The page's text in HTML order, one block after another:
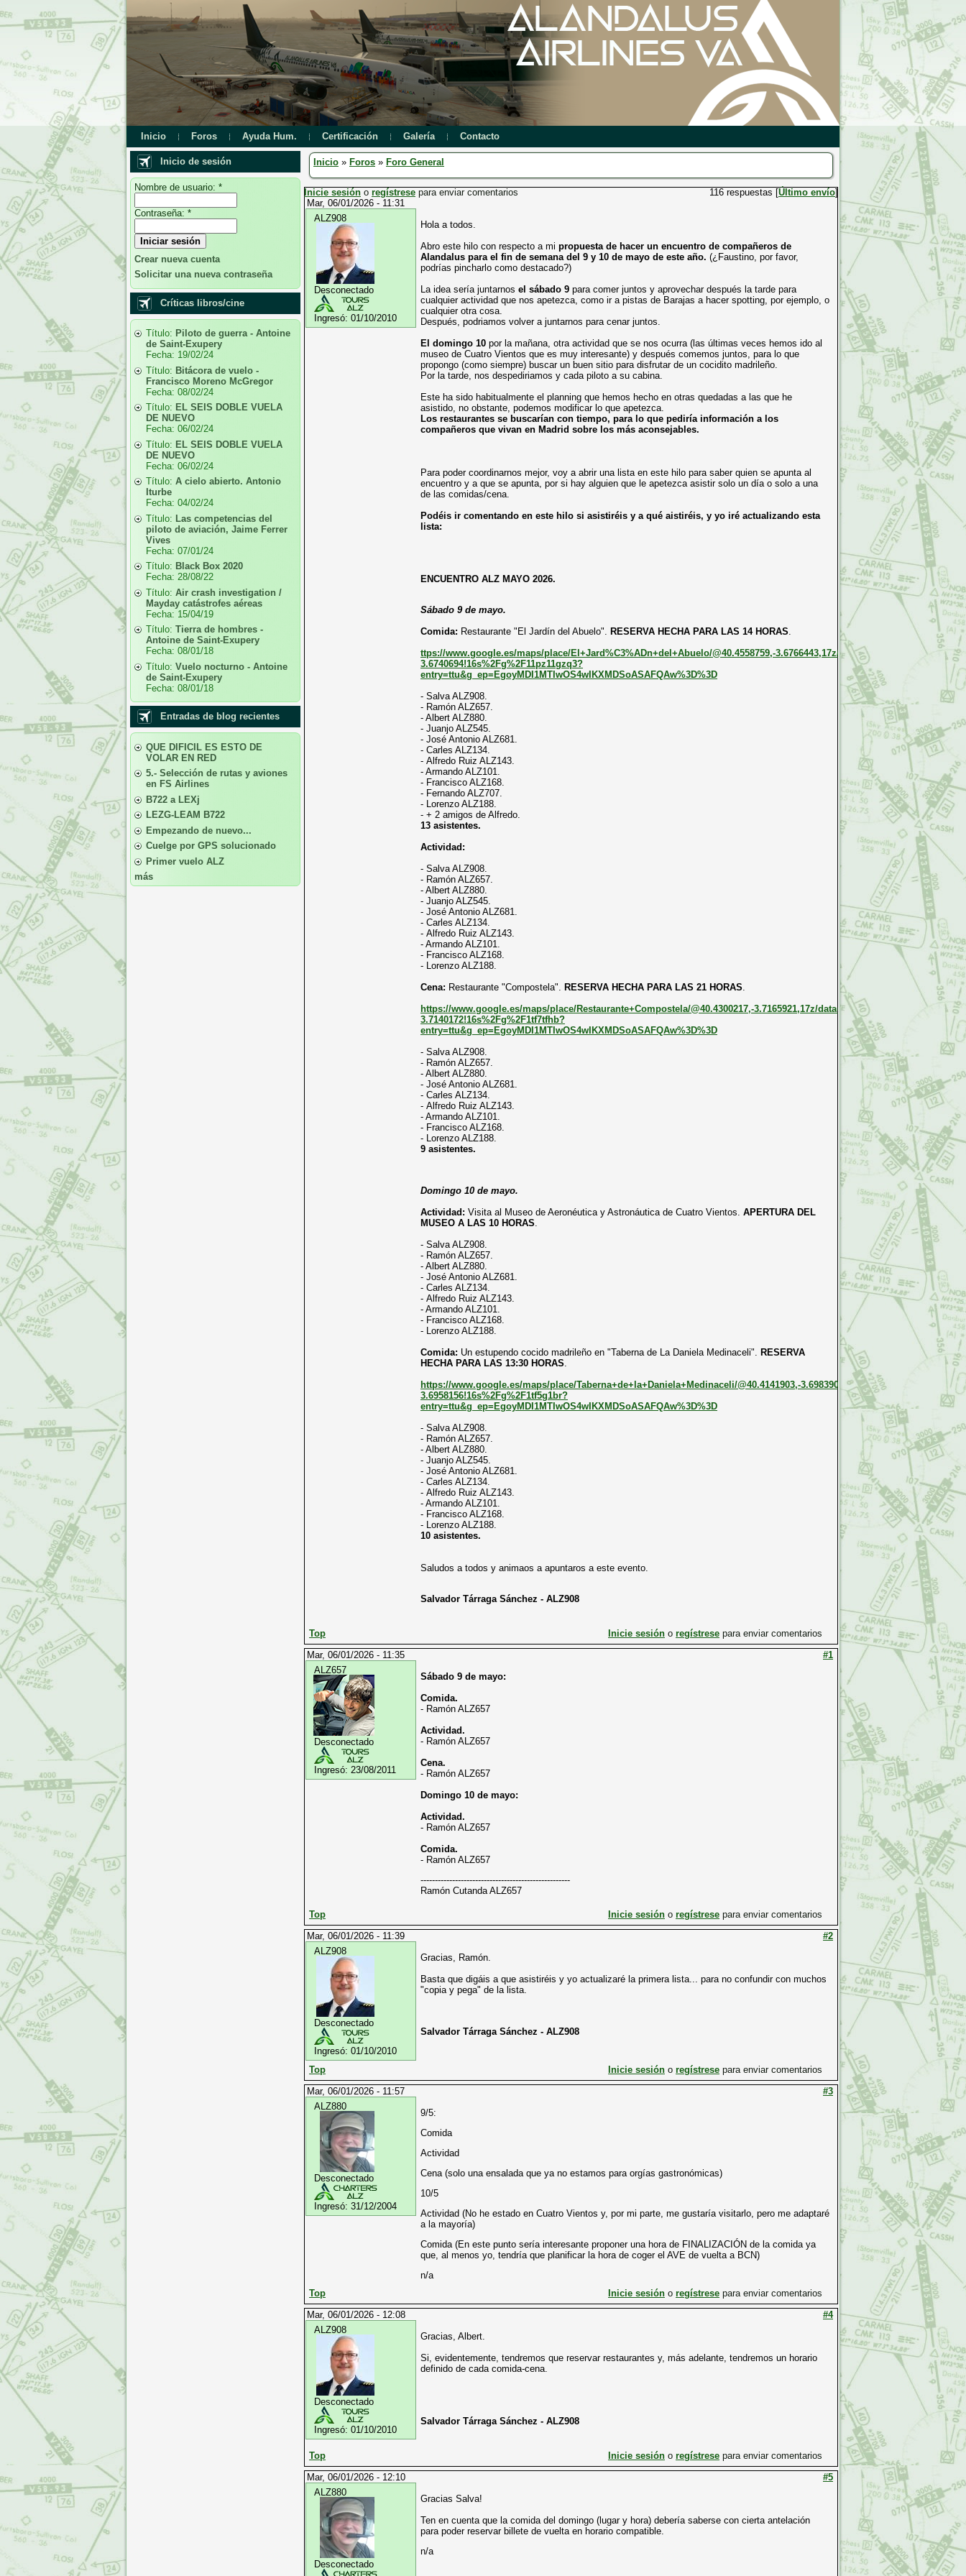
Inicio Foros Ayuda Hum. Certificación Galería Contacto
Inicio de sesión
Nombre de usuario: *
Contraseña: *
Crear nueva cuenta
Solicitar una nueva contraseña
Críticas libros/cine
Título: Piloto de guerra - Antoine
de Saint-Exupery
Fecha: 19/02/24
Título: Bitácora de vuelo -
Francisco Moreno McGregor
Fecha: 08/02/24
Título: EL SEIS DOBLE VUELA
DE NUEVO
Fecha: 06/02/24
Título: EL SEIS DOBLE VUELA
DE NUEVO
Fecha: 06/02/24
Título: A cielo abierto. Antonio
Iturbe
Fecha: 04/02/24
Título: Las competencias del
piloto de aviación, Jaime Ferrer
Vives
Fecha: 07/01/24
Título: Black Box 2020
Fecha: 28/08/22
Título: Air crash investigation /
Mayday catástrofes aéreas
Fecha: 15/04/19
Título: Tierra de hombres -
Antoine de Saint-Exupery
Fecha: 08/01/18
Título: Vuelo nocturno - Antoine
de Saint-Exupery
Fecha: 08/01/18
Entradas de blog recientes
QUE DIFICIL ES ESTO DE
VOLAR EN RED
5.- Selección de rutas y aviones
en FS Airlines
B722 a LEXj
LEZG-LEAM B722
Empezando de nuevo...
Cuelge por GPS solucionado
Primer vuelo ALZ
más
Inicio » Foros » Foro General
Inicie sesión o regístrese para enviar comentarios 116 respuestas [Último envío]
Mar, 06/01/2026 - 11:31
ALZ908
Desconectado
Ingresó: 01/10/2010
Hola a todos.
Abro este hilo con respecto a mi propuesta de hacer un encuentro de compañeros de
Alandalus para el fin de semana del 9 y 10 de mayo de este año. (¿Faustino, por favor,
podrías pincharlo como destacado?)
La idea sería juntarnos el sábado 9 para comer juntos y aprovechar después la tarde para
cualquier actividad que nos apetezca, como ir a pistas de Barajas a hacer spotting, por ejemplo, o
cualquier otra cosa.
Después, podriamos volver a juntarnos para cenar juntos.
El domingo 10 por la mañana, otra actividad que se nos ocurra (las últimas veces hemos ido al
museo de Cuatro Vientos que es muy interesante) y después comemos juntos, para lo que
propongo (como siempre) buscar un buen sitio para disfrutar de un cocidito madrileño.
Por la tarde, nos despediriamos y cada piloto a su cabina.
Este ha sido habitualmente el planning que hemos hecho en otras quedadas a las que he
asistido, no obstante, podemos modificar lo que apetezca.
Los restaurantes se buscarían con tiempo, para lo que pediría información a los
compañeros que vivan en Madrid sobre los más aconsejables.
Para poder coordinarnos mejor, voy a abrir una lista en este hilo para saber quien se apunta al
encuentro y a que se apunta, por si hay alguien que le apetezca asistir solo un día o solo a una
de las comidas/cena.
Podéis ir comentando en este hilo si asistiréis y a qué aistiréis, y yo iré actualizando esta
lista:
ENCUENTRO ALZ MAYO 2026.
Sábado 9 de mayo.
Comida: Restaurante "El Jardín del Abuelo". RESERVA HECHA PARA LAS 14 HORAS.
ttps://www.google.es/maps/place/El+Jard%C3%ADn+del+Abuelo/@40.4558759,-3.6766443,17z/
3.6740694!16s%2Fg%2F11pz11gzq3?
entry=ttu&g_ep=EgoyMDI1MTIwOS4wIKXMDSoASAFQAw%3D%3D
- Salva ALZ908.
- Ramón ALZ657.
- Albert ALZ880.
- Juanjo ALZ545.
- José Antonio ALZ681.
- Carles ALZ134.
- Alfredo Ruiz ALZ143.
- Armando ALZ101.
- Francisco ALZ168.
- Fernando ALZ707.
- Lorenzo ALZ188.
- + 2 amigos de Alfredo.
13 asistentes.
Actividad:
- Salva ALZ908.
- Ramón ALZ657.
- Albert ALZ880.
- Juanjo ALZ545.
- José Antonio ALZ681.
- Carles ALZ134.
- Alfredo Ruiz ALZ143.
- Armando ALZ101.
- Francisco ALZ168.
- Lorenzo ALZ188.
Cena: Restaurante "Compostela". RESERVA HECHA PARA LAS 21 HORAS.
https://www.google.es/maps/place/Restaurante+Compostela/@40.4300217,-3.7165921,17z/
3.7140172!16s%2Fg%2F1tf7tfhb?
entry=ttu&g_ep=EgoyMDI1MTIwOS4wIKXMDSoASAFQAw%3D%3D
- Salva ALZ908.
- Ramón ALZ657.
- Albert ALZ880.
- José Antonio ALZ681.
- Carles ALZ134.
- Alfredo Ruiz ALZ143.
- Armando ALZ101.
- Francisco ALZ168.
- Lorenzo ALZ188.
9 asistentes.
Domingo 10 de mayo.
Actividad: Visita al Museo de Aeronéutica y Astronáutica de Cuatro Vientos. APERTURA DEL
MUSEO A LAS 10 HORAS.
- Salva ALZ908.
- Ramón ALZ657.
- Albert ALZ880.
- José Antonio ALZ681.
- Carles ALZ134.
- Alfredo Ruiz ALZ143.
- Armando ALZ101.
- Francisco ALZ168.
- Lorenzo ALZ188.
Comida: Un estupendo cocido madrileño en "Taberna de La Daniela Medinaceli". RESERVA
HECHA PARA LAS 13:30 HORAS.
https://www.google.es/maps/place/Taberna+de+la+Daniela+Medinaceli/@40.4141903,-3.6983905,17z/
3.6958156!16s%2Fg%2F1tf5g1br?
entry=ttu&g_ep=EgoyMDI1MTIwOS4wIKXMDSoASAFQAw%3D%3D
- Salva ALZ908.
- Ramón ALZ657.
- Albert ALZ880.
- Juanjo ALZ545.
- José Antonio ALZ681.
- Carles ALZ134.
- Alfredo Ruiz ALZ143.
- Armando ALZ101.
- Francisco ALZ168.
- Lorenzo ALZ188.
10 asistentes.
Saludos a todos y animaos a apuntaros a este evento.
Salvador Tárraga Sánchez - ALZ908
Top Inicie sesión o regístrese para enviar comentarios
Mar, 06/01/2026 - 11:35
#1
ALZ657
Desconectado
Ingresó: 23/08/2011
Sábado 9 de mayo:
Comida.
- Ramón ALZ657
Actividad.
- Ramón ALZ657
Cena.
- Ramón ALZ657
Domingo 10 de mayo:
Actividad.
- Ramón ALZ657
Comida.
- Ramón ALZ657
----------------------------------------------------
Ramón Cutanda ALZ657
Top Inicie sesión o regístrese para enviar comentarios
Mar, 06/01/2026 - 11:39
#2
ALZ908
Desconectado
Ingresó: 01/10/2010
Gracias, Ramón.
Basta que digáis a que asistiréis y yo actualizaré la primera lista... para no confundir con muchos
"copia y pega" de la lista.
Salvador Tárraga Sánchez - ALZ908
Top Inicie sesión o regístrese para enviar comentarios
Mar, 06/01/2026 - 11:57
#3
ALZ880
Desconectado
Ingresó: 31/12/2004
9/5:
Comida
Actividad
Cena (solo una ensalada que ya no estamos para orgías gastronómicas)
10/5
Actividad (No he estado en Cuatro Vientos y, por mi parte, me gustaría visitarlo, pero me adaptaré
a la mayoría)
Comida (En este punto sería interesante proponer una hora de FINALIZACIÓN de la comida ya
que, al menos yo, tendría que planificar la hora de coger el AVE de vuelta a BCN)
n/a
Top
Inicie sesión o regístrese para enviar comentarios
Mar, 06/01/2026 - 12:08
#4
ALZ908
Desconectado
Ingresó: 01/10/2010
Gracias, Albert.
Si, evidentemente, tendremos que reservar restaurantes y, más adelante, tendremos un horario
definido de cada comida-cena.
Salvador Tárraga Sánchez - ALZ908
Top Inicie sesión o regístrese para enviar comentarios
Mar, 06/01/2026 - 12:10
#5
ALZ880
Desconectado
Gracias Salva!
Ten en cuenta que la comida del domingo (lugar y hora) debería saberse con cierta antelación
para poder reservar billete de vuelta en horario compatible.
n/a